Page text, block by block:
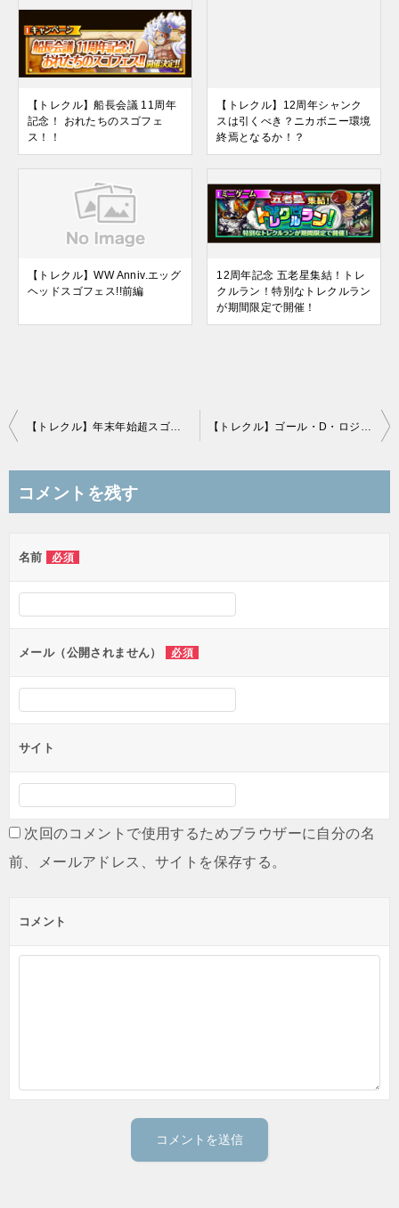
【トレクル】船長会議 11周年
記念！ おれたちのスゴフェ
ス！！
【トレクル】12周年シャンク
スは引くべき？ニカボニー環境
終焉となるか！？
【トレクル】WW Anniv.エッグ
ヘッドスゴフェス!!前編
12周年記念 五老星集結！トレ
クルラン！特別なトレクルラン
が期間限定で開催！
投
ビ
ー
シ
ョ
ン
コメントを残す
名前 必須
メール（公開されません） 必須
サイト
次回のコメントで使用するためブラウザーに自分の名
前、メールアドレス、サイトを保存する。
コメント